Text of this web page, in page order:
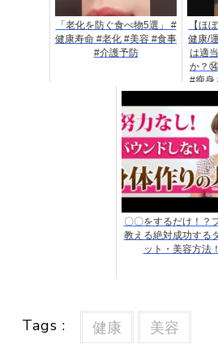
「老化を防ぐ食べ物5選」 #
健康寿命 #老化 #美容 #食事
#介護予防
【ほ
健康/
は適
か？⑭
#瘦身
〇〇をするだけ！？
教える絶対成功する
ット・美容方法！
Tags : 健康 美容